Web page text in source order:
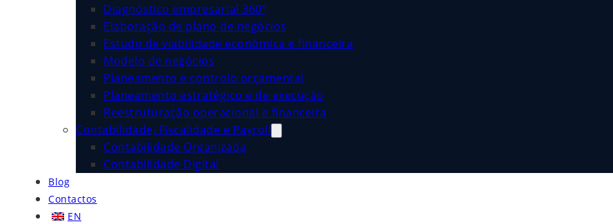
Diagnóstico empresarial 360º
Elaboração de plano de negócios
Estudo de viabilidade económica e financeira
Modelo de negócios
Planeamento e controlo orçamental
Planeamento estratégico e de execução
Reestruturação operacional e financeira
Contabilidade, Fiscalidade e Payroll
Contabilidade Organizada
Contabilidade Digital
Blog
Contactos
EN